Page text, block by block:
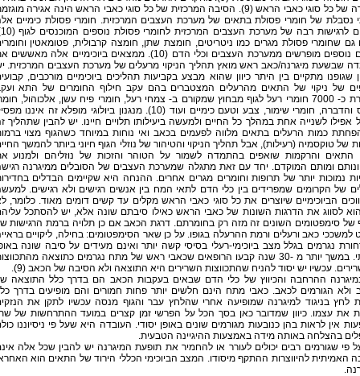
היצירה של כל סוגי כאבי הראש (9). הסיבה המרכזית של כל סוגי כאבי הראש הינה אגירה
נסבלת של חומרי פסולת בתאים של מערכת העצבים המרכזית. חומרי פסולת כימיים
גורמים
גם שחומרי פסולת מגרים כמו ניטריטים, חומצת שתן, חומצה קרבולית, פטומאטין
מגרים נוספים מופרשים ממערכת העצבים וכלי הדם (10). ממצאים ביוכימיים אלה
שבשעת מיגרנה/כאב ראש מואץ תהליך הניקוי מרעלים של מערכת העצבים המרכזית.
שגופנו מתקיים בין היתר כיוון שהוא מבצע בקביעות תהליכים ביוכימיים מורכבים,
של ניקוי של התאים מהרעלים המצטברים בהם עקב חילוף החומרים של התא
החדרת כ- 7000 חומרי רעל לגוף מבחוץ שמקורם ב- צמחי רעל, חומרי פיח עשן, אלכוהול,
ריסוס והדברה, חומרי שימור, צבע וטעם כימיים ועוד (10). מנגנון ביולוגי מופלא זה איננו
אפילו לשנייה אחת במהלך כל החיים ולמעשה ביעילותו תלויים חיינו. יש להבין שתהליך
כמות הרעלים בתאים מלווה לפעמים בכאב ואי נוחות במיוחד כשהגוף מצוי
של טוקסמיה (רעילות), אבל תהליך הניקוי והטיהור של נוזלי הגוף חיוני ביותר להמשך
התאים והרקמות שואפים בהתמדה לשמור על הטוהר והזכות של נוזליהם ולמנוע
ומותם המוקדם. יחד עם זאת מתגלה שמערכת העצבים של הסובלים ממיגרנה
נמוכות יותר של תרופות וחומרים מגרים אחרים. ההנחה היא שקיימים הבדלים
של הקרומים שמפרידים בין כלי הדם לתאי המח בין אנשים רגישים ולא רגישים.
הביוכימיים שיוצרים את כל סוגי כאבי הראש מקלים עד קשים דומים מאוד. כלומר,
הוא לסווג את הדרגות השונות של כאבי הראש כאילו סיבתם שונה אלא, יש להסתכל
של סימפטומים השונים זה מזה רק בחומרתם. דרגת הכאב אם כן תלויה ברמת הרגישות
למשככי כאב ורעלים ורמת ההרעלה בגופו. על כן שאר הסימפטומים: בחילה, ליקויים
נגרמים בגלל מצב ביוכימי-רעלי בסיסי קשה יותר ואינם מעידים על סיבה שונה
מהותי. במשך יותר מ -30 שנה קבעו הרופאים שכאבי ראש של מתח נגרמים כתוצאה
עכשיו יש יסוד להניח שהתכווצות השרירים היא התוצאה ולא הסיבה של הכאב (9).
ההרחבה והכיווץ של כלי הדם שבאים בעקבות הכאב הם בדרך כלל התוצאה
ולא הגורמים לכאב. כאבי מתח הינם חלשים יותר פחות חמורים והם מופיעים בדרך
לחץ בניגוד למיגרנה שמופיעה אחרי שהלחץ עבר והגוף מנסה עכשיו לתקן את
את עצמו. כיוון שמדובר כאן בסך הכל על הפרשי זמן קצרים במועד ההתרחשות של
אין לראות בהן כנובעות מגורמים שונים באופן יסודי. העובדה היא שעל פי ניסיוננו
בהצלחה באותה מידה באמצעות ההיגיינה הטבעית.
פי שגורמים רבים יכולים לעורר או להחמיר את תופעת המיגרנה יש להבין שכל אלה
האמיתית להיווצרות ההתקף מיסודו. המצב הביוכימי הכללי הירוד של התאים הוא